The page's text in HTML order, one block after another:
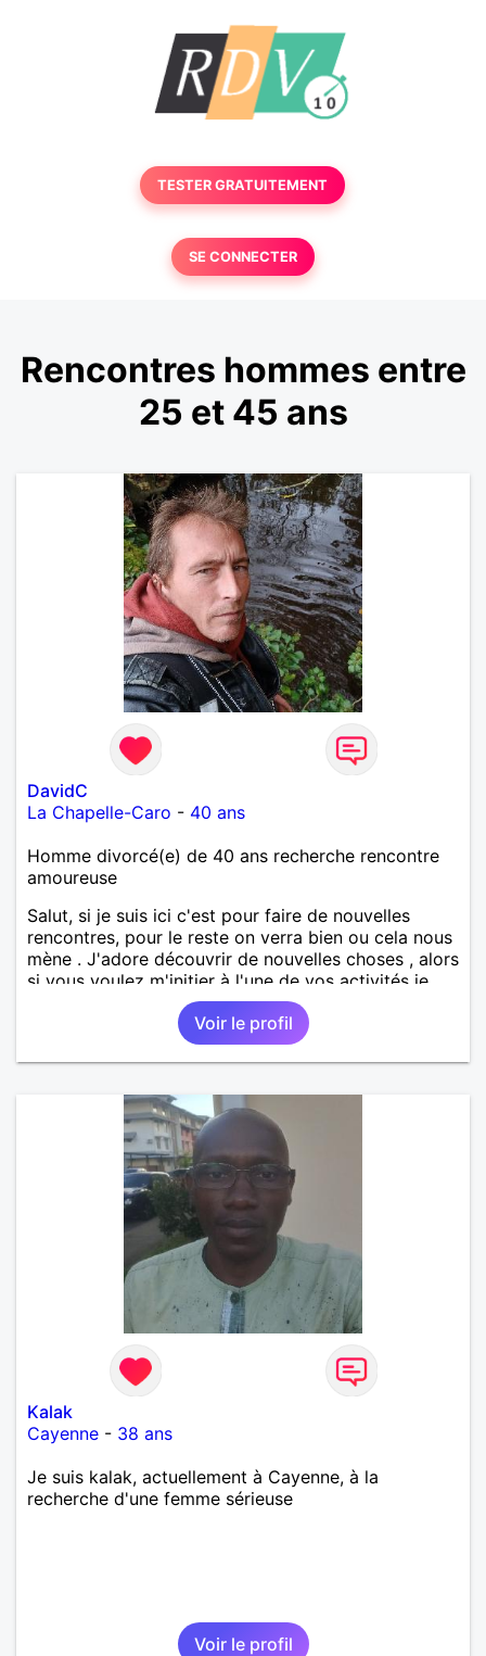
TESTER GRATUITEMENT
SE CONNECTER
Rencontres hommes entre
25 et 45 ans
DavidC
La Chapelle-Caro - 40 ans
Homme divorcé(e) de 40 ans recherche rencontre
amoureuse
Salut, si je suis ici c'est pour faire de nouvelles
rencontres, pour le reste on verra bien ou cela nous
mène . J'adore découvrir de nouvelles choses , alors
si vous voulez m'initier à l'une de vos activités je
Voir le profil
Kalak
Cayenne - 38 ans
Je suis kalak, actuellement à Cayenne, à la
recherche d'une femme sérieuse
Voir le profil